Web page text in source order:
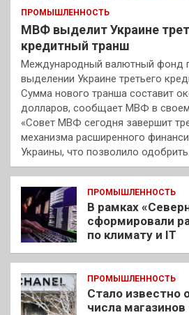
ПРОМЫШЛЕННОСТЬ
МВФ выделит Украине
кредитный транш
Международный валютный фонд
выделении Украине третьего
Сумма нового транша составит
долларов, сообщает МВФ в
«Совет МВФ сегодня завершит
механизма расширенного
Украины, что позволило одобрить…
ПРОМЫШЛЕННОСТЬ
В рамках
сформировали
по климату и IT
ПРОМЫШЛЕННОСТЬ
Стало известно
числа